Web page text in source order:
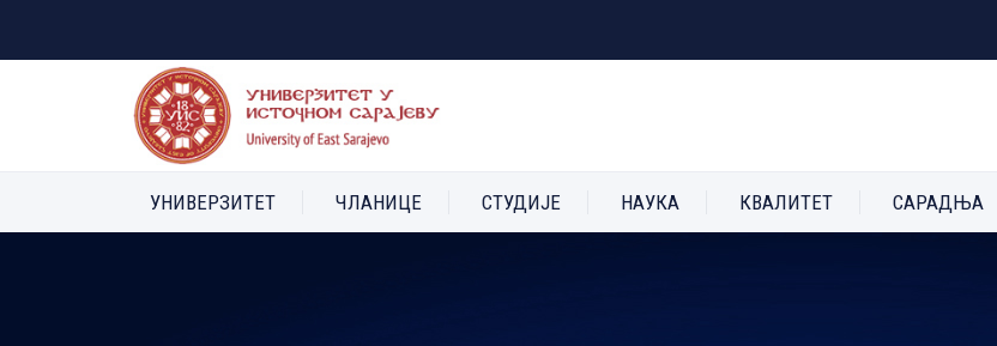
УНИВЕРЗИТЕТ ЧЛАНИЦЕ СТУДИЈЕ НАУКА КВАЛИТЕТ САРАДЊА